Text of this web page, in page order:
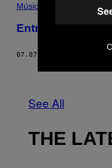
Música
Entrevista VICE:
07.07.17
See All
THE